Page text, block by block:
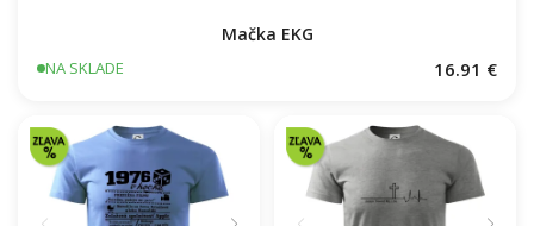
NA SKLADE 16.91 €